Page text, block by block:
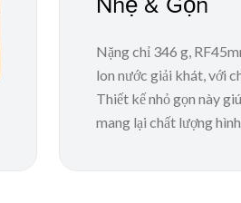
Nặng chỉ 346 g,
lon nước giải khát, với
Thiết kế nhỏ gọn này
mang lại chất lượng